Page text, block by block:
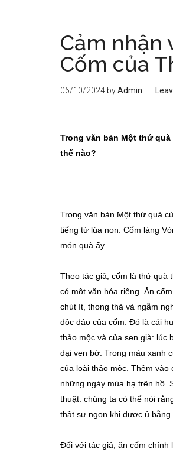
Cảm nhận
Cốm của
06/10/2024 byAdmin
Trong văn bản Một thứ
thế nào?
Trong văn bản Một thứ quà
tiếng từ lúa non: Cốm làng
món quà ấy.
Theo tác giả, cốm là thứ quà
có một văn hóa riêng. Ăn
chút ít, thong thả và ngẫm
độc đáo của cốm. Đó là cái
thảo mộc và của sen già: lúc
dại ven bờ. Trong màu xanh
của loài thảo mộc. Thêm
những ngày mùa hạ trên hồ.
thuật: chúng ta có thể nói
thật sự ngon khi được ủ bằng
Đối với tác giả, ăn cốm chính